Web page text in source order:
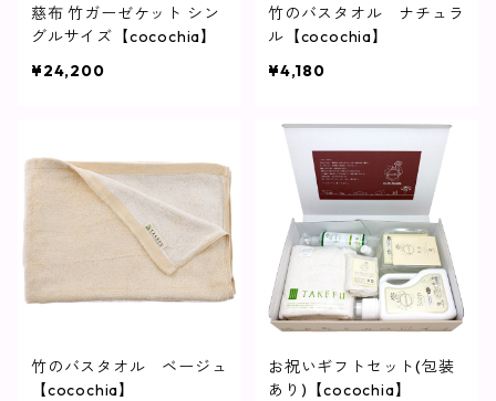
慈布 竹ガーゼケット シン
グルサイズ【cocochia】
¥24,200
竹のバスタオル ナチュラ
ル【cocochia】
¥4,180
竹のバスタオル ベージュ
【cocochia】
お祝いギフトセット(包装
あり)【cocochia】